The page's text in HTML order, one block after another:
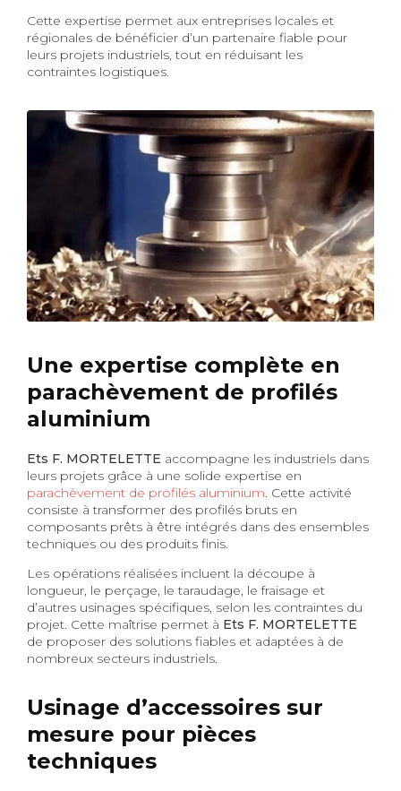
Cette expertise permet aux entreprises locales et
régionales de bénéficier d’un partenaire fiable pour
leurs projets industriels, tout en réduisant les
contraintes logistiques.
Une expertise complète en
parachèvement de profilés
aluminium
Ets F. MORTELETTE accompagne les industriels dans
leurs projets grâce à une solide expertise en
parachèvement de profilés aluminium. Cette activité
consiste à transformer des profilés bruts en
composants prêts à être intégrés dans des ensembles
techniques ou des produits finis.
Les opérations réalisées incluent la découpe à
longueur, le perçage, le taraudage, le fraisage et
d’autres usinages spécifiques, selon les contraintes du
projet. Cette maîtrise permet à Ets F. MORTELETTE
de proposer des solutions fiables et adaptées à de
nombreux secteurs industriels.
Usinage d’accessoires sur
mesure pour pièces
techniques